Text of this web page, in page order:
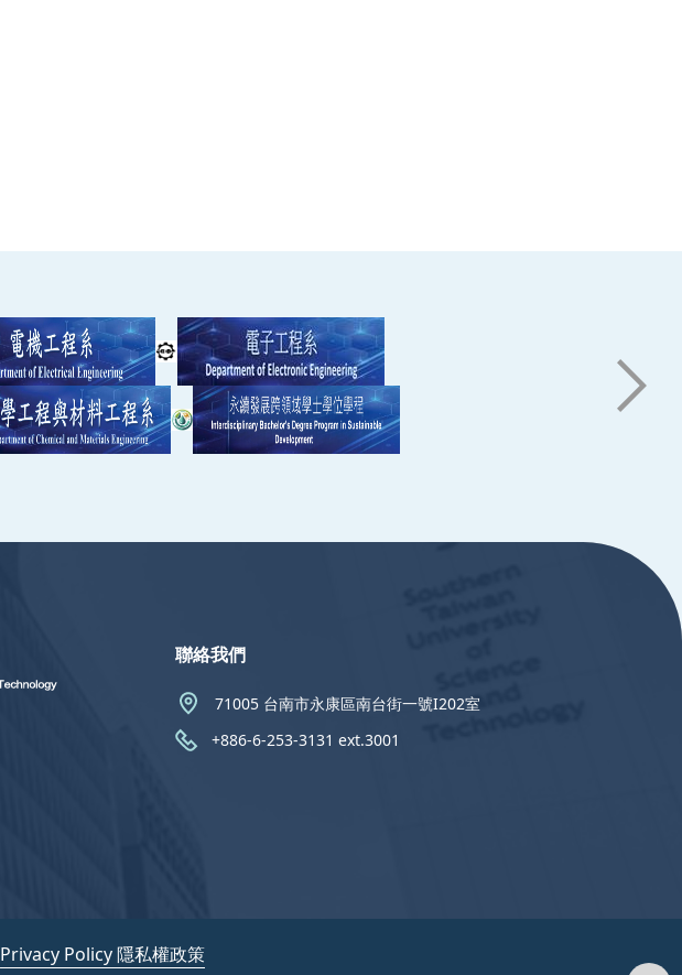
聯絡我們
71005 台南市永康區南台街一號I202室
+886-6-253-3131 ext.3001
Privacy Policy 隱私權政策